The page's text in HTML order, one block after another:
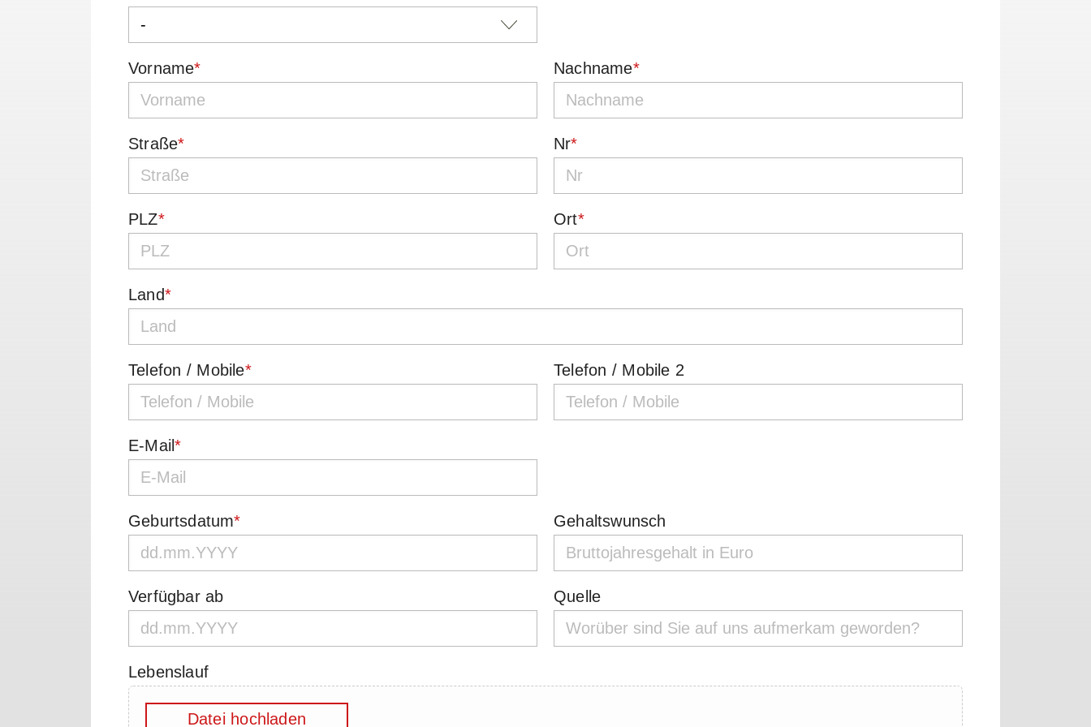
Vorname* Nachname*
Straße* Nr*
PLZ* Ort*
Land*
Telefon / Mobile* Telefon / Mobile 2
E-Mail*
Geburtsdatum* Gehaltswunsch
Verfügbar ab Quelle
Lebenslauf
Datei hochladen